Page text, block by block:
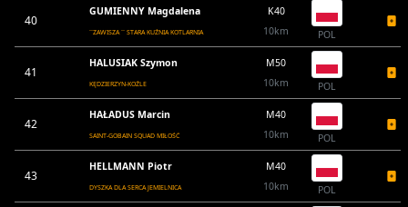
40
GUMIENNY Magdalena
``ZAWISZA `` STARA KUŹNIA KOTLARNIA
K40
10km
POL
41
HALUSIAK Szymon
KĘDZIERZYN-KOŹLE
M50
10km
POL
42
HAŁADUS Marcin
SAINT-GOBAIN SQUAD MIŁOŚĆ
M40
10km
POL
43
HELLMANN Piotr
DYSZKA DLA SERCA JEMIELNICA
M40
10km
POL